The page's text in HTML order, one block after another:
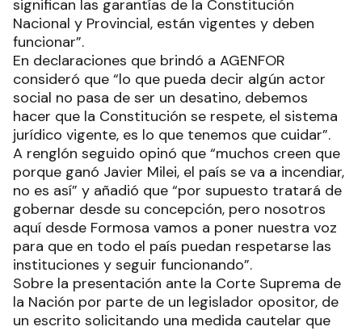
significan las garantías de la Constitución
Nacional y Provincial, están vigentes y deben
funcionar”.
En declaraciones que brindó a AGENFOR
consideró que “lo que pueda decir algún actor
social no pasa de ser un desatino, debemos
hacer que la Constitución se respete, el sistema
jurídico vigente, es lo que tenemos que cuidar”.
A renglón seguido opinó que “muchos creen que
porque ganó Javier Milei, el país se va a incendiar,
no es así” y añadió que “por supuesto tratará de
gobernar desde su concepción, pero nosotros
aquí desde Formosa vamos a poner nuestra voz
para que en todo el país puedan respetarse las
instituciones y seguir funcionando”.
Sobre la presentación ante la Corte Suprema de
la Nación por parte de un legislador opositor, de
un escrito solicitando una medida cautelar que